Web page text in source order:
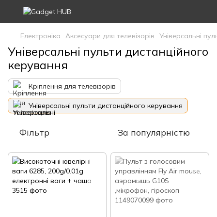
Електроніка Аксесуари для телевізорів Універсальні
Універсальні пульти дистанційного
керування
Кріплення для телевізорів
Універсальні пульти дистанційного керування
Фільтр За популярністю